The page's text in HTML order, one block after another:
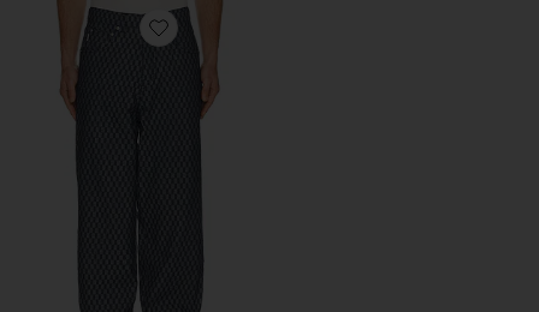
Favorite МЕШКОВАТЫЕ ДЖИНСЫ FORMULA